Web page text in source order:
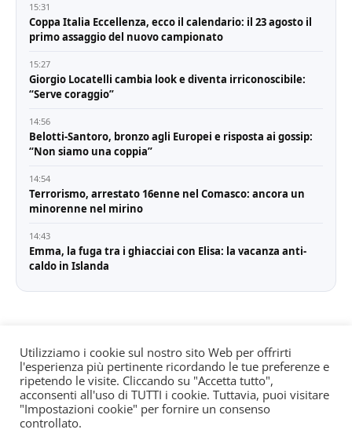
15:31
Coppa Italia Eccellenza, ecco il calendario: il 23 agosto il
primo assaggio del nuovo campionato
15:27
Giorgio Locatelli cambia look e diventa irriconoscibile:
“Serve coraggio”
14:56
Belotti-Santoro, bronzo agli Europei e risposta ai gossip:
“Non siamo una coppia”
14:54
Terrorismo, arrestato 16enne nel Comasco: ancora un
minorenne nel mirino
14:43
Emma, la fuga tra i ghiacciai con Elisa: la vacanza anti-
caldo in Islanda
© All rights reserved. Quotidiano registrato all'albo dei
giornali e periodici presso il Tribunale di Torino n. 25
del 24/8/2022 Editore: Agostino Scozzaro Direttore
Utilizziamo i cookie sul nostro sito Web per offrirti
l'esperienza più pertinente ricordando le tue preferenze e
ripetendo le visite. Cliccando su "Accetta tutto",
acconsenti all'uso di TUTTI i cookie. Tuttavia, puoi visitare
"Impostazioni cookie" per fornire un consenso
controllato.